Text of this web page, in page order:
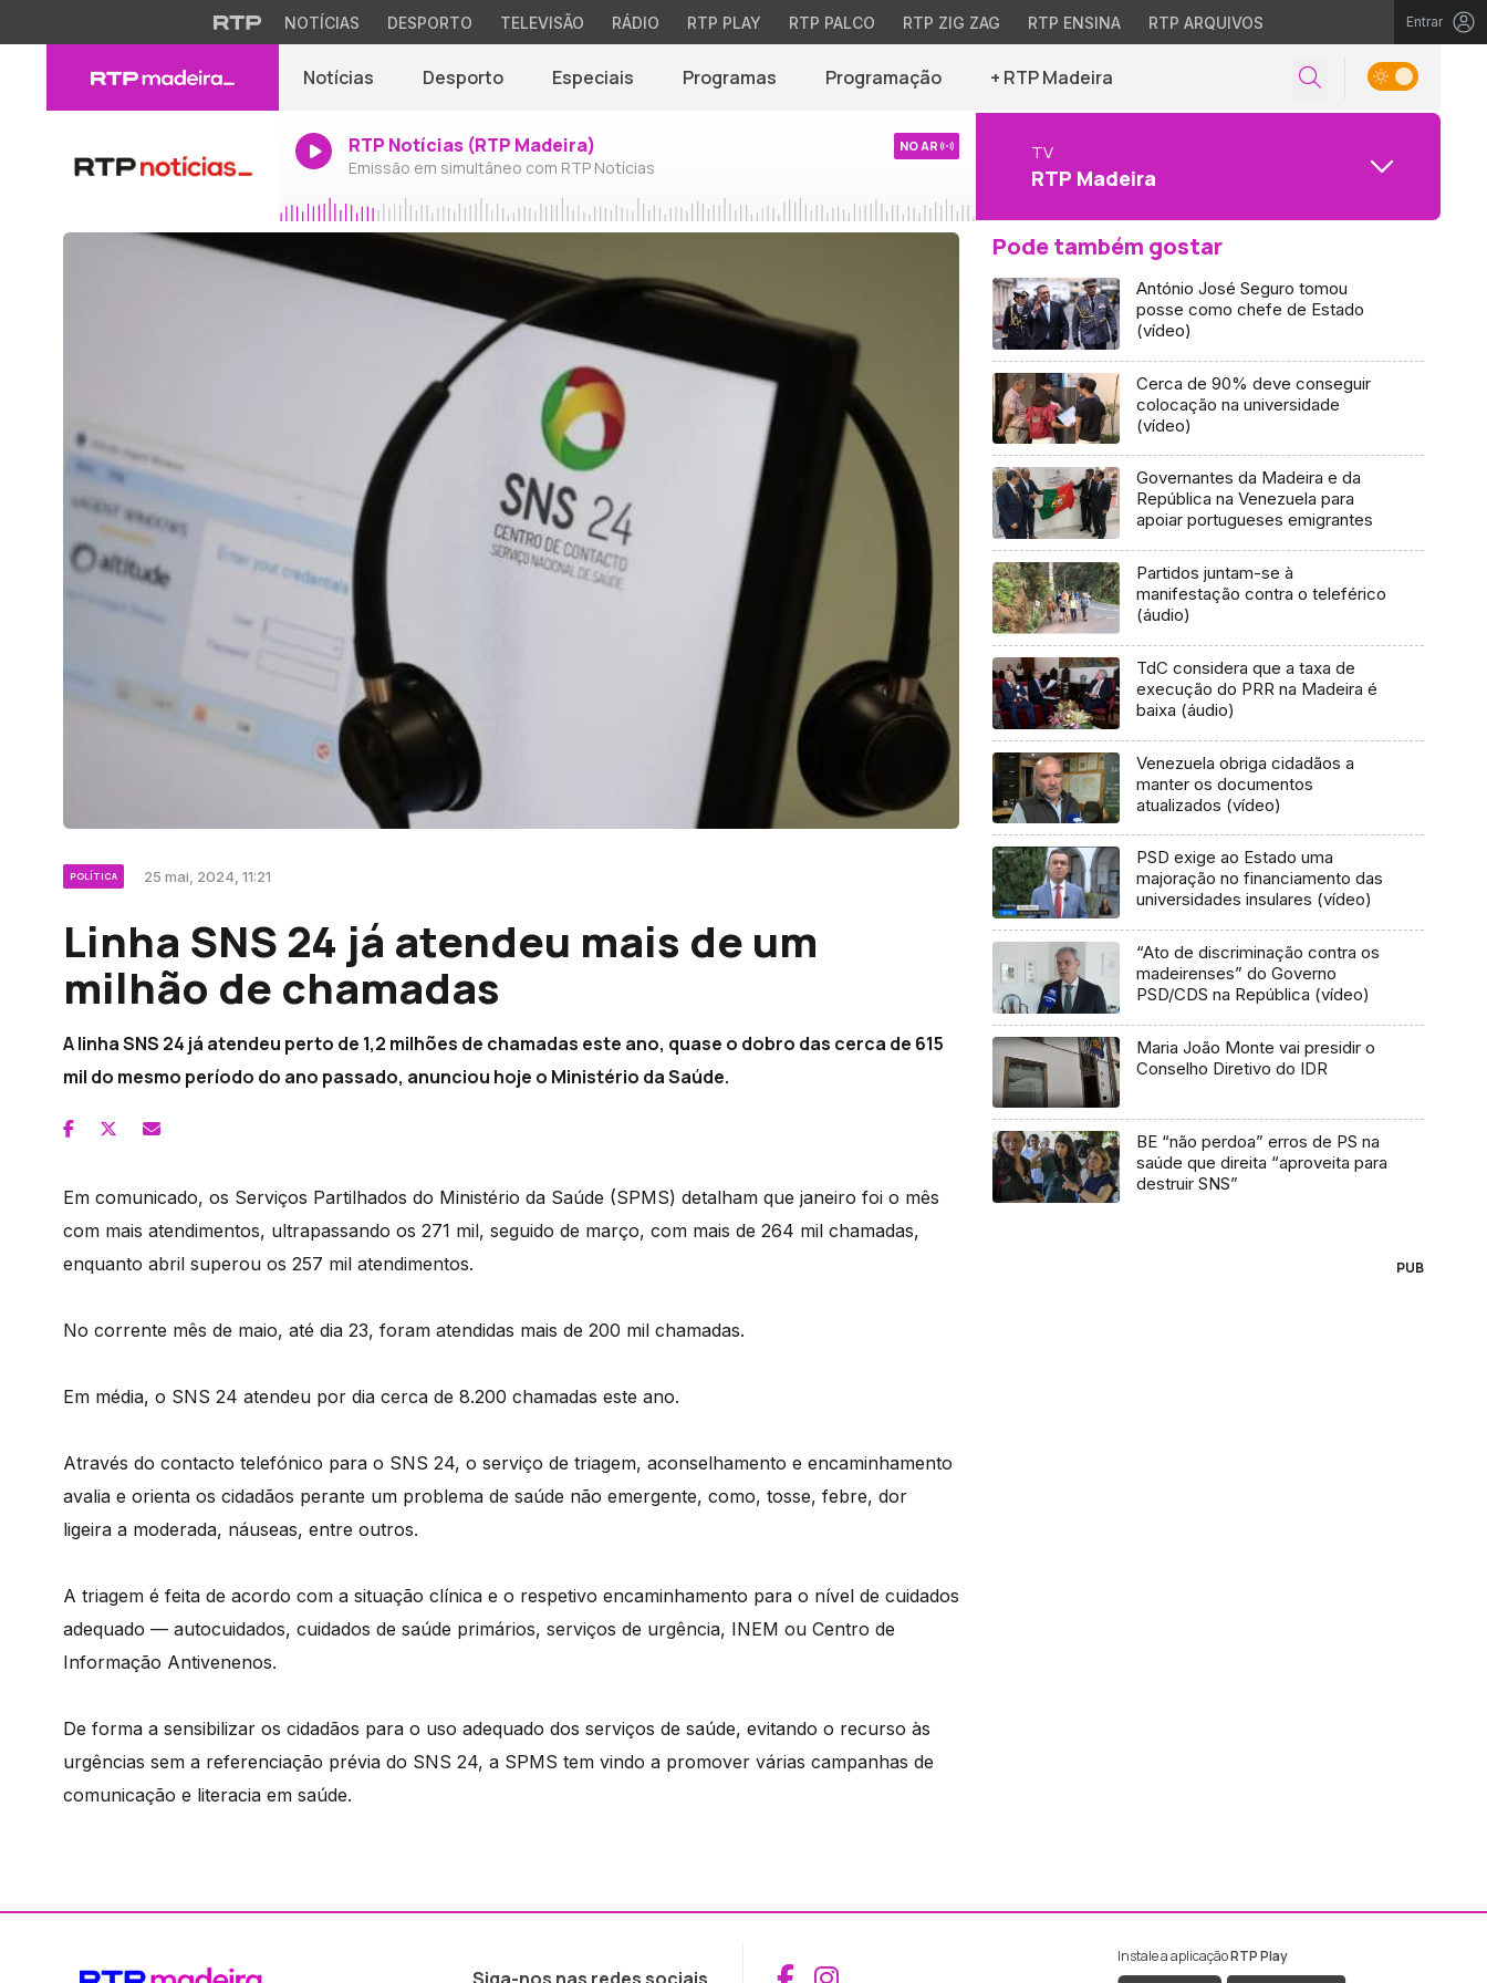
NOTÍCIAS DESPORTO TELEVISÃO RÁDIO RTP PLAY RTP PALCO RTP ZIG ZAG RTP ENSINA RTP ARQUIVOS Entrar
Notícias Desporto Especiais Programas Programação + RTP Madeira
RTP Notícias (RTP Madeira)
Emissão em simultâneo com RTP Notícias
NO AR TV
RTP Madeira
POLÍTICA 25 mai, 2024, 11:21
Linha SNS 24 já atendeu mais de um
milhão de chamadas
A linha SNS 24 já atendeu perto de 1,2 milhões de chamadas este ano, quase o dobro das cerca de 615
mil do mesmo período do ano passado, anunciou hoje o Ministério da Saúde.
Em comunicado, os Serviços Partilhados do Ministério da Saúde (SPMS) detalham que janeiro foi o mês
com mais atendimentos, ultrapassando os 271 mil, seguido de março, com mais de 264 mil chamadas,
enquanto abril superou os 257 mil atendimentos.
No corrente mês de maio, até dia 23, foram atendidas mais de 200 mil chamadas.
Em média, o SNS 24 atendeu por dia cerca de 8.200 chamadas este ano.
Através do contacto telefónico para o SNS 24, o serviço de triagem, aconselhamento e encaminhamento
avalia e orienta os cidadãos perante um problema de saúde não emergente, como, tosse, febre, dor
ligeira a moderada, náuseas, entre outros.
A triagem é feita de acordo com a situação clínica e o respetivo encaminhamento para o nível de cuidados
adequado — autocuidados, cuidados de saúde primários, serviços de urgência, INEM ou Centro de
Informação Antivenenos.
De forma a sensibilizar os cidadãos para o uso adequado dos serviços de saúde, evitando o recurso às
urgências sem a referenciação prévia do SNS 24, a SPMS tem vindo a promover várias campanhas de
comunicação e literacia em saúde.
Pode também gostar
António José Seguro tomou
posse como chefe de Estado
(vídeo)
Cerca de 90% deve conseguir
colocação na universidade
(vídeo)
Governantes da Madeira e da
República na Venezuela para
apoiar portugueses emigrantes
Partidos juntam-se à
manifestação contra o teleférico
(áudio)
TdC considera que a taxa de
execução do PRR na Madeira é
baixa (áudio)
Venezuela obriga cidadãos a
manter os documentos
atualizados (vídeo)
PSD exige ao Estado uma
majoração no financiamento das
universidades insulares (vídeo)
“Ato de discriminação contra os
madeirenses” do Governo
PSD/CDS na República (vídeo)
Maria João Monte vai presidir o
Conselho Diretivo do IDR
BE “não perdoa” erros de PS na
saúde que direita “aproveita para
destruir SNS”
PUB
Instale a aplicaçãoRTP Play